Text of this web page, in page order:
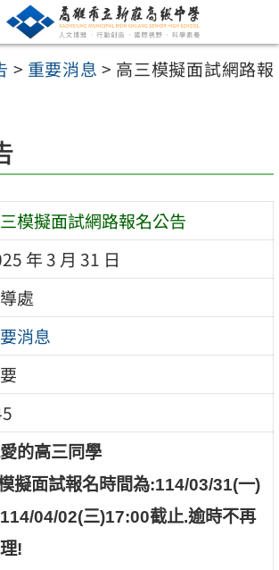
> 重要消息 > 高三模擬面試網路報
模擬面試網路報名公告
年 3 月 31 日
處
消息
的高三同學
擬面試報名時間為:114/03/31(一)
04/02(三)17:00截止.逾時不再
!